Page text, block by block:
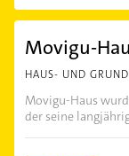
Movigu-
HAUS- UND
Movigu-Haus
der seine